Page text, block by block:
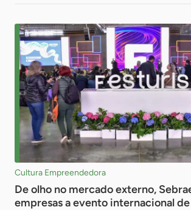
Cultura Empreendedora
De olho no mercado externo,
empresas a evento internacional